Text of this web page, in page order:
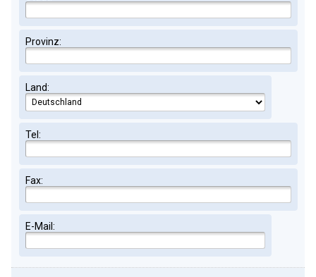
Provinz:
Land:
Tel:
Fax:
E-Mail: